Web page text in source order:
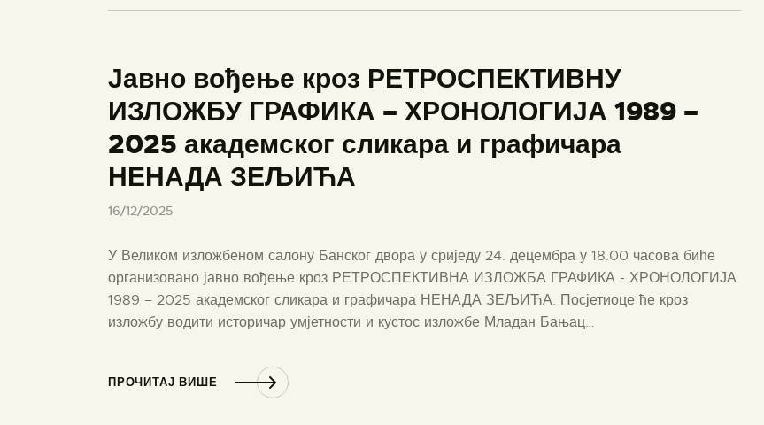
Јавно вођење кроз РЕТРОСПЕКТИВНУ
ИЗЛОЖБУ ГРАФИКА – ХРОНОЛОГИЈА 1989 –
2025 академског сликара и графичара
НЕНАДА ЗЕЉИЋА
16/12/2025
У Великом изложбеном салону Банског двора у сриједу 24. децембра у 18.00 часова биће
организовано јавно вођење кроз РЕТРОСПЕКТИВНА ИЗЛОЖБА ГРАФИКА - ХРОНОЛОГИЈА
1989 – 2025 академског сликара и графичара НЕНАДА ЗЕЉИЋА. Посјетиоце ће кроз
изложбу водити историчар умјетности и кустос изложбе Младан Бањац…
ПРОЧИТАЈ ВИШЕ